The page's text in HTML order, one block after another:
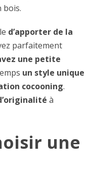
bois.
d’apporter de la
parfaitement
une petite
un style unique
cocooning.
à
une